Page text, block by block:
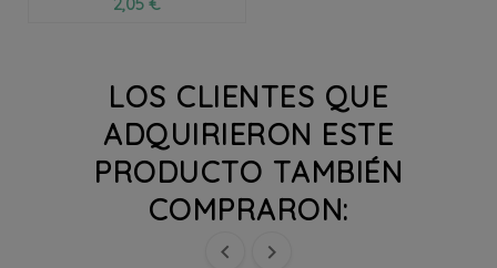
LOS CLIENTES QUE
ADQUIRIERON ESTE
PRODUCTO TAMBIÉN
COMPRARON:
 